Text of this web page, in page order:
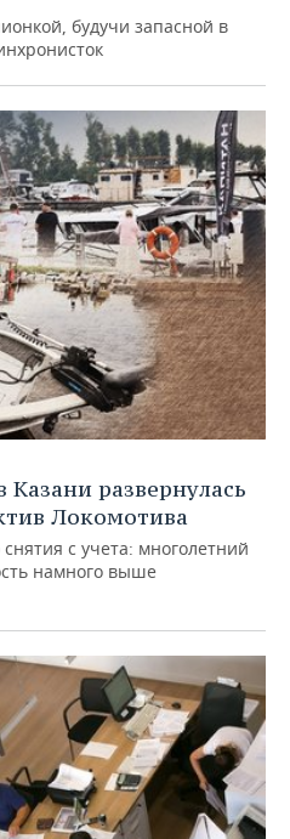
будучи запасной в
развернулась
Локомотива
с учета: многолетний
намного выше